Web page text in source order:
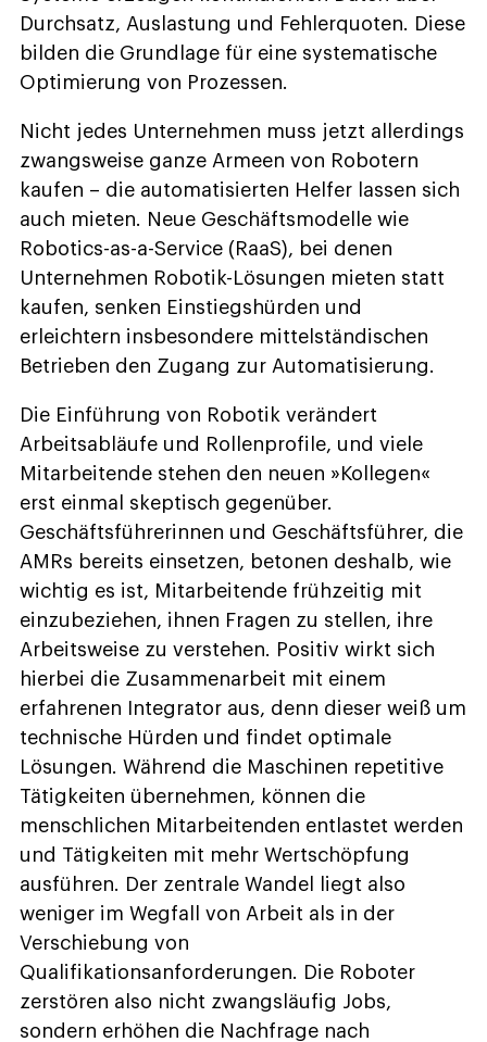
Durchsatz, Auslastung und Fehlerquoten. Diese
bilden die Grundlage für eine systematische
Optimierung von Prozessen.
Nicht jedes Unternehmen muss jetzt allerdings
zwangsweise ganze Armeen von Robotern
kaufen – die automatisierten Helfer lassen sich
auch mieten. Neue Geschäftsmodelle wie
Robotics-as-a-Service (RaaS), bei denen
Unternehmen Robotik-Lösungen mieten statt
kaufen, senken Einstiegshürden und
erleichtern insbesondere mittelständischen
Betrieben den Zugang zur Automatisierung.
Die Einführung von Robotik verändert
Arbeitsabläufe und Rollenprofile, und viele
Mitarbeitende stehen den neuen »Kollegen«
erst einmal skeptisch gegenüber.
Geschäftsführerinnen und Geschäftsführer, die
AMRs bereits einsetzen, betonen deshalb, wie
wichtig es ist, Mitarbeitende frühzeitig mit
einzubeziehen, ihnen Fragen zu stellen, ihre
Arbeitsweise zu verstehen. Positiv wirkt sich
hierbei die Zusammenarbeit mit einem
erfahrenen Integrator aus, denn dieser weiß um
technische Hürden und findet optimale
Lösungen. Während die Maschinen repetitive
Tätigkeiten übernehmen, können die
menschlichen Mitarbeitenden entlastet werden
und Tätigkeiten mit mehr Wertschöpfung
ausführen. Der zentrale Wandel liegt also
weniger im Wegfall von Arbeit als in der
Verschiebung von
Qualifikationsanforderungen. Die Roboter
zerstören also nicht zwangsläufig Jobs,
sondern erhöhen die Nachfrage nach